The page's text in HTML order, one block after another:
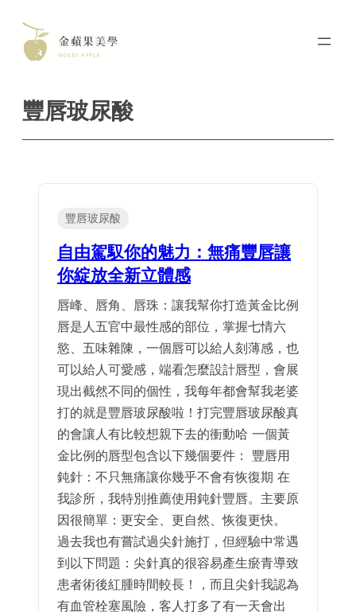
Skip
豐唇玻尿酸
豐唇玻尿酸
自由駕馭你的魅力：無痛豐唇讓
你綻放全新立體感
唇峰、唇角、唇珠：讓我幫你打造黃金比例
唇是人五官中最性感的部位，掌握七情六
慾、五味雜陳，一個唇可以給人刻薄感，也
可以給人可愛感，端看怎麼設計唇型，會展
現出截然不同的個性，我每年都會幫我老婆
打的就是豐唇玻尿酸啦！打完豐唇玻尿酸真
的會讓人有比較想親下去的衝動哈 一個黃
金比例的唇型包含以下幾個要件： 豐唇用
鈍針：不只無痛讓你幾乎不會有恢復期 在
我診所，我特別推薦使用鈍針豐唇。主要原
因很簡單：更安全、更自然、恢復更快。
過去我也有嘗試過尖針施打，但經驗中常遇
到以下問題：尖針真的很容易產生瘀青導致
患者術後紅腫時間較長！，而且尖針我認為
有血管栓塞風險，客人打多了有一天會出